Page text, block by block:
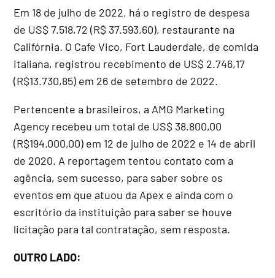
Em 18 de julho de 2022, há o registro de despesa
de US$ 7.518,72 (R$ 37.593,60), restaurante na
Califórnia. O Cafe Vico, Fort Lauderdale, de comida
italiana, registrou recebimento de US$ 2.746,17
(R$13.730,85) em 26 de setembro de 2022.
Pertencente a brasileiros, a AMG Marketing
Agency recebeu um total de US$ 38.800,00
(R$194.000,00) em 12 de julho de 2022 e 14 de abril
de 2020. A reportagem tentou contato com a
agência, sem sucesso, para saber sobre os
eventos em que atuou da Apex e ainda com o
escritório da instituição para saber se houve
licitação para tal contratação, sem resposta.
OUTRO LADO: